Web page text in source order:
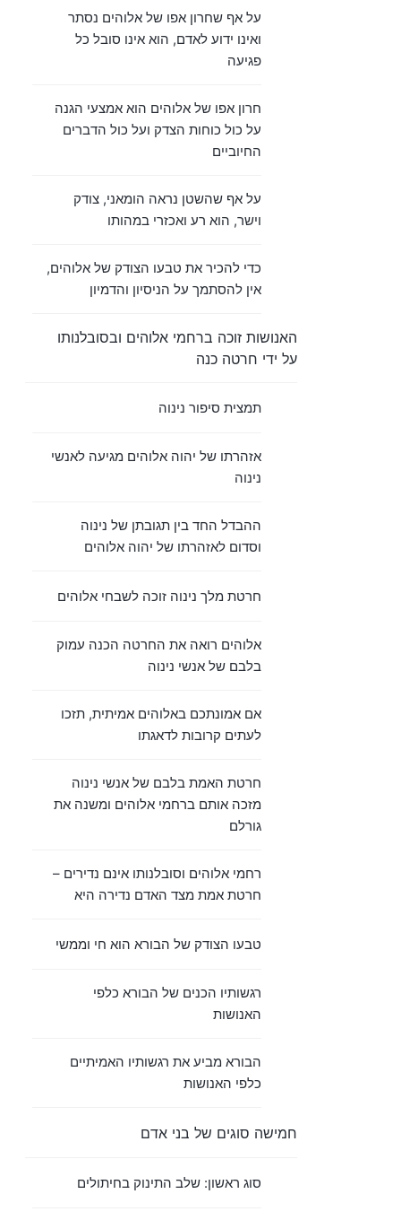
על אף שחרון אפו של אלוהים נסתר
ואינו ידוע לאדם, הוא אינו סובל כל
פגיעה
חרון אפו של אלוהים הוא אמצעי הגנה
על כול כוחות הצדק ועל כול הדברים
החיוביים
על אף שהשטן נראה הומאני, צודק
וישר, הוא רע ואכזרי במהותו
כדי להכיר את טבעו הצודק של אלוהים,
אין להסתמך על הניסיון והדמיון
האנושות זוכה ברחמי אלוהים ובסובלנותו
על ידי חרטה כנה
תמצית סיפור נינוה
אזהרתו של יהוה אלוהים מגיעה לאנשי
נינוה
ההבדל החד בין תגובתן של נינוה
וסדום לאזהרתו של יהוה אלוהים
חרטת מלך נינוה זוכה לשבחי אלוהים
אלוהים רואה את החרטה הכנה עמוק
בלבם של אנשי נינוה
אם אמונתכם באלוהים אמיתית, תזכו
לעתים קרובות לדאגתו
חרטת האמת בלבם של אנשי נינוה
מזכה אותם ברחמי אלוהים ומשנה את
גורלם
רחמי אלוהים וסובלנותו אינם נדירים –
חרטת אמת מצד האדם נדירה היא
טבעו הצודק של הבורא הוא חי וממשי
רגשותיו הכנים של הבורא כלפי
האנושות
הבורא מביע את רגשותיו האמיתיים
כלפי האנושות
חמישה סוגים של בני אדם
סוג ראשון: שלב התינוק בחיתולים